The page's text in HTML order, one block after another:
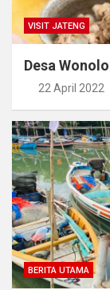
VISIT JATENG
Desa
22 April 2022
BERITA UTAMA